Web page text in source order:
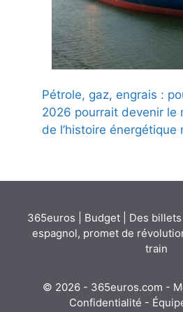
Pétrole, gaz, engrais :
2026 pourrait devenir le
de l’histoire énergétique
365euros Budget
Des
espagnol, promet de
train
© 2026 - 365euros.com -
Confidentialité -